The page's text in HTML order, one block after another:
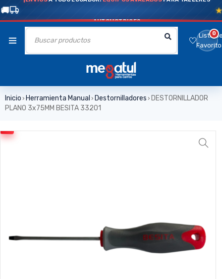
AUTOMOTRICES
Lista0
Inicio › Herramienta Manual › Destornilladores › DESTORNILLADOR
PLANO 3x75MM BESITA 33201